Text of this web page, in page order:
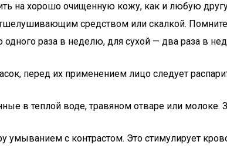
на хорошо очищенную кожу, как и любую
средством или скалкой.
раза в неделю, для сухой — два раза в
перед их применением лицо следует
в теплой воде, травяном отваре или молоке.
с контрастом. Это стимулирует